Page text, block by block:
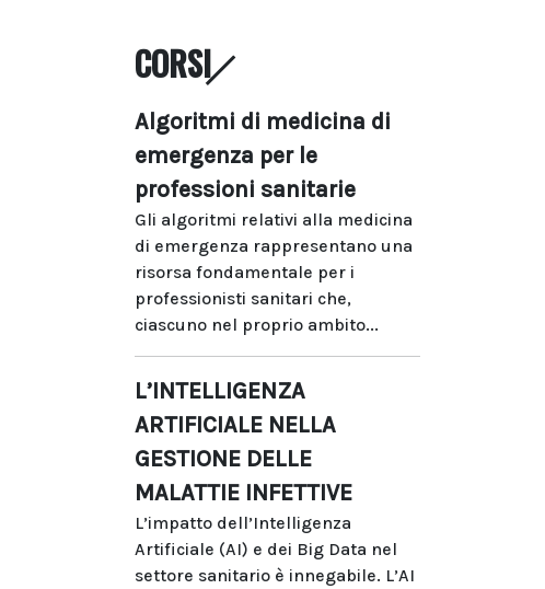
CORSI
Algoritmi di medicina di
emergenza per le
professioni sanitarie
Gli algoritmi relativi alla medicina
di emergenza rappresentano una
risorsa fondamentale per i
professionisti sanitari che,
ciascuno nel proprio ambito...
L’INTELLIGENZA
ARTIFICIALE NELLA
GESTIONE DELLE
MALATTIE INFETTIVE
L’impatto dell’Intelligenza
Artificiale (AI) e dei Big Data nel
settore sanitario è innegabile. L’AI